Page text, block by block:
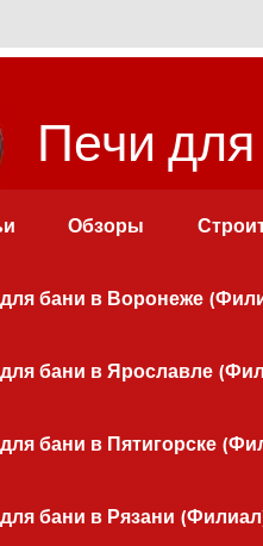
Печи
Обзоры
бани в Воронеже
бани в Ярославле
бани в Пятигорске
бани в Рязани